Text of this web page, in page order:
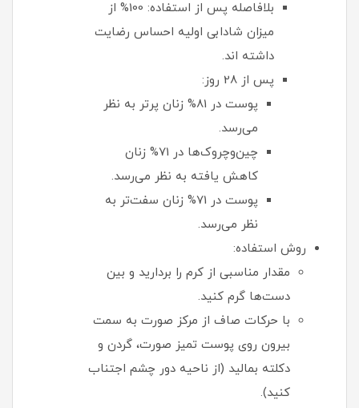
بلافاصله پس از استفاده: 100% از
میزان شادابی اولیه احساس رضایت
داشته اند.
پس از 28 روز:
پوست در 81% زنان پرتر به نظر
می‌رسد.
چین‌وچروک‌ها در 71% زنان
کاهش یافته به نظر می‌رسد.
پوست در 71% زنان سفت‌تر به
نظر می‌رسد.
روش استفاده:
مقدار مناسبی از کرم را بردارید و بین
دست‌ها گرم کنید.
با حرکات صاف از مرکز صورت به سمت
بیرون روی پوست تمیز صورت، گردن و
دکلته بمالید (از ناحیه دور چشم اجتناب
کنید).